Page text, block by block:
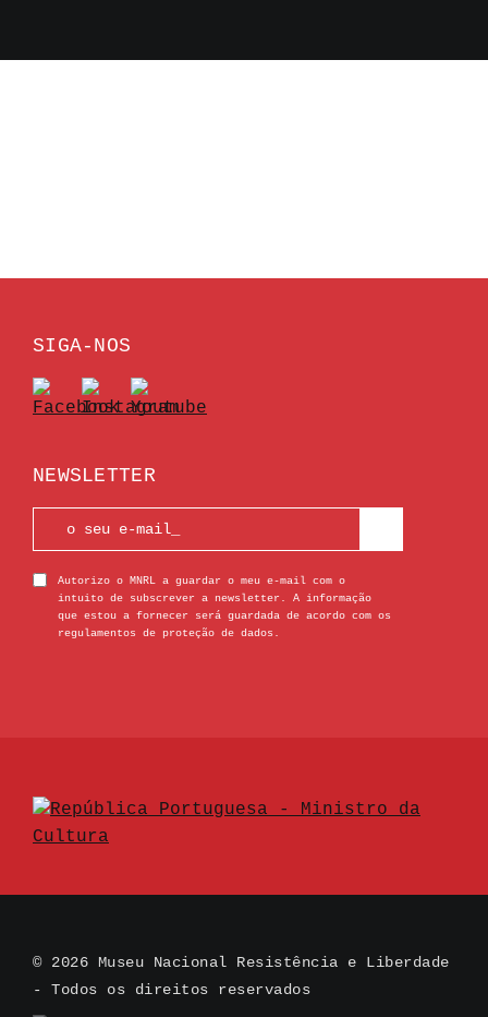
SIGA-NOS
NEWSLETTER
Autorizo o MNRL a guardar o meu e-mail com o
intuito de subscrever a newsletter. A informação
que estou a fornecer será guardada de acordo com os
regulamentos de proteção de dados.
© 2026 Museu Nacional Resistência e Liberdade
- Todos os direitos reservados